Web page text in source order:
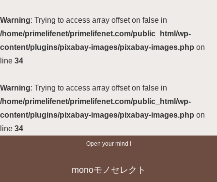
Warning: Trying to access array offset on false in
/home/primelifenet/primelifenet.com/public_html/wp-
content/plugins/pixabay-images/pixabay-images.php on
line 34
Warning: Trying to access array offset on false in
/home/primelifenet/primelifenet.com/public_html/wp-
content/plugins/pixabay-images/pixabay-images.php on
line 34
Open your mind !
monoモノセレクト